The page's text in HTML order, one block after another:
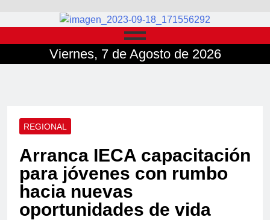
Viernes, 7 de Agosto de 2026
REGIONAL
Arranca IECA capacitación
para jóvenes con rumbo
hacia nuevas
oportunidades de vida